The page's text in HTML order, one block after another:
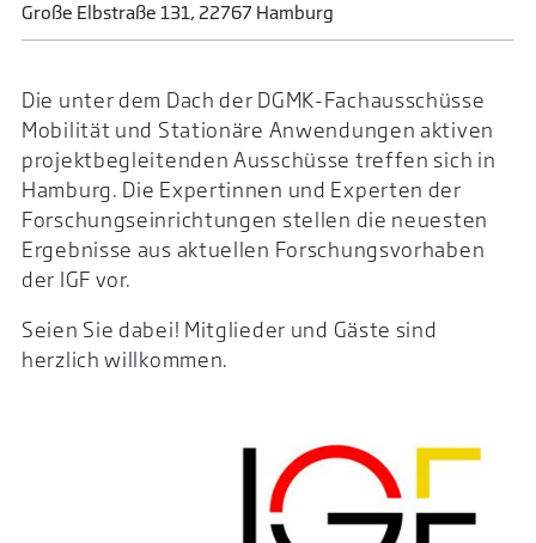
Große Elbstraße 131, 22767 Hamburg
Die unter dem Dach der DGMK-Fachausschüsse
Mobilität und Stationäre Anwendungen aktiven
projektbegleitenden Ausschüsse treffen sich in
Hamburg. Die Expertinnen und Experten der
Forschungseinrichtungen stellen die neuesten
Ergebnisse aus aktuellen Forschungsvorhaben
der IGF vor.
Seien Sie dabei! Mitglieder und Gäste sind
herzlich willkommen.